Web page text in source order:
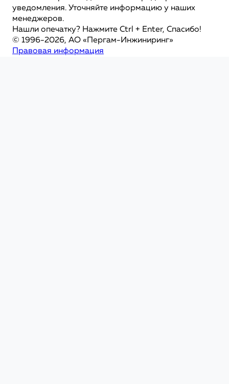
уведомления. Уточняйте информацию у наших
менеджеров.
Нашли опечатку? Нажмите Ctrl + Enter, Спасибо!
© 1996-2026, АО «Пергам-Инжиниринг»
Правовая информация